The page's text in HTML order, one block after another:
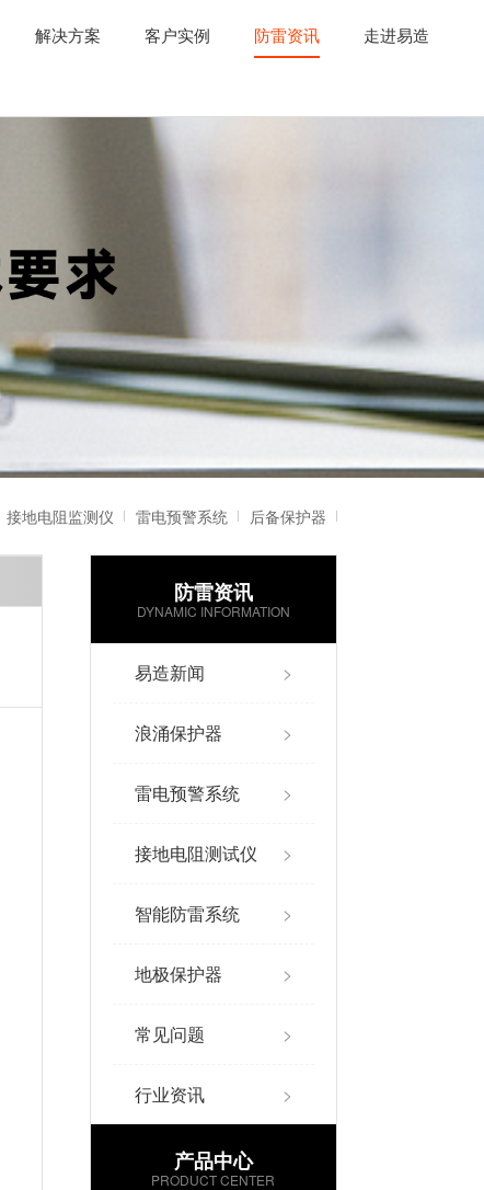
解决方案 客户实例 防雷资讯 走进易造
接地电阻监测仪 雷电预警系统 后备保护器
雷电记录仪 智能防雷系统
防雷资讯
DYNAMIC INFORMATION
易造新闻 >
浪涌保护器 >
雷电预警系统 >
接地电阻测试仪 >
智能防雷系统 >
地极保护器 >
常见问题 >
行业资讯 >
产品中心
PRODUCT CENTER